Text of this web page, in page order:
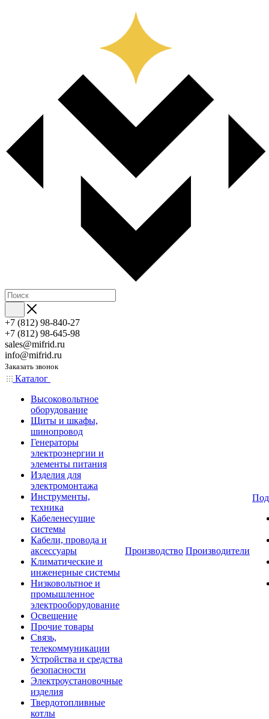
+7 (812) 98-840-27
+7 (812) 98-645-98
sales@mifrid.ru
info@mifrid.ru
Заказать звонок
Каталог
Высоковольтное
оборудование
Щиты и шкафы,
шинопровод
Генераторы
электроэнергии и
элементы питания
Изделия для
электромонтажа
Инструменты,
техника
Кабеленесущие
системы
Кабели, провода и
аксессуары
Климатические и
инженерные системы
Низковольтное и
промышленное
электрооборудование
Освещение
Прочие товары
Связь,
телекоммуникации
Устройства и средства
безопасности
Электроустановочные
изделия
Твердотопливные
котлы
Производство Производители